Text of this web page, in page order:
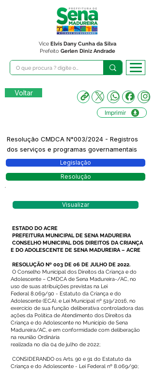
Prefeito Gerlen Diniz Andrade
Vice Elvis Dany Cunha da Silva
Voltar
Imprimir
Resolução CMDCA N°003/2024 - Registros
dos serviços e programas governamentais
Legislação
Resolução
Visualizar
ESTADO DO ACRE
PREFEITURA MUNICIPAL DE SENA MADUREIRA
CONSELHO MUNICIPAL DOS DIREITOS DA CRIANÇA
E DO ADOLESCENTE DE SENA MADUREIRA – ACRE
RESOLUÇÃO Nº 003 DE 06 DE JULHO DE 2022.
O Conselho Municipal dos Direitos da Criança e do
Adolescente – CMDCA de Sena Madureira-/AC, no
uso de suas atribuições previstas na Lei
Federal 8.069/90 - Estatuto da Criança e do
Adolescente (ECA), e Lei Municipal nº 519/2016, no
exercício de sua função deliberativa controladora das
ações da Política de Atendimento dos Direitos da
Criança e do Adolescente no Município de Sena
Madureira/AC, e em conformidade com deliberação
na reunião Ordinária
realizada no dia 04 de julho de 2022;
CONSIDERANDO os Arts. 90 e 91 do Estatuto da
Criança e do Adolescente - Lei Federal nº 8.069/90;